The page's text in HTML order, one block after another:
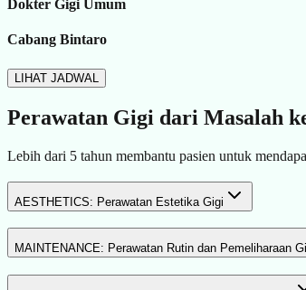
Dokter Gigi Umum
Cabang Bintaro
LIHAT JADWAL
Perawatan Gigi dari Masalah
Lebih dari 5 tahun membantu pasien untuk
AESTHETICS: Perawatan Estetika Gigi
MAINTENANCE: Perawatan Rutin dan Pemeliharaan